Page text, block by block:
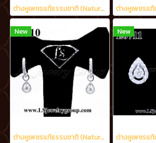
ต่างหูเพชรแท้ธรรมชาติ (Natural Diamonds) 1.20 Ct.
New
ต่างหูเพชรแท้ธรรมชาติ (Natural Diamonds) 0.90 Ct.
New